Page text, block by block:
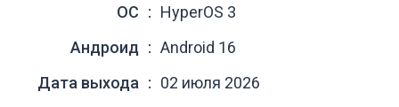
ОС
HyperOS 3
Андроид
Android 16
Дата выхода
02 июля 2026